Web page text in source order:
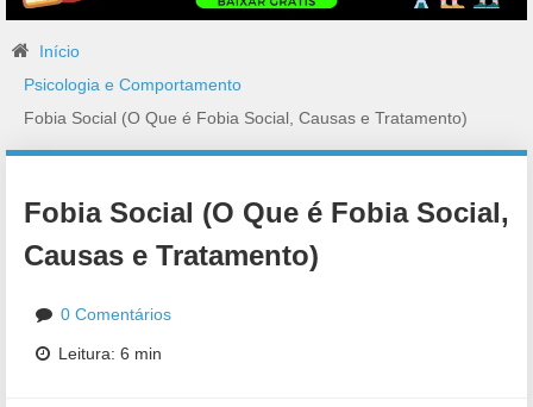
Início
Psicologia e Comportamento
Fobia Social (O Que é Fobia Social, Causas e Tratamento)
Fobia Social (O Que é Fobia Social,
Causas e Tratamento)
0 Comentários
Leitura: 6 min